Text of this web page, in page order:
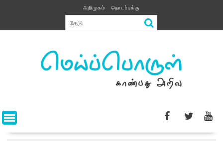
content
அறிமுகம் தொடர்புக்கு